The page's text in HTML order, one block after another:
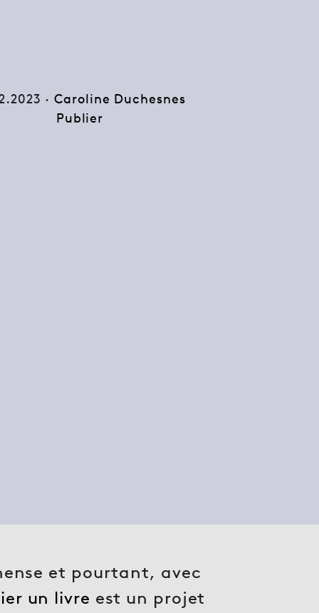
·Caroline Duchesnes
Publier
et pourtant, avec
un livre est un projet